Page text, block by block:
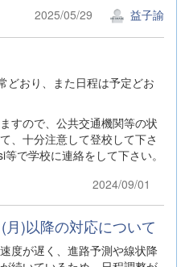
2025/05/29
益子諭
どおり、また日程は予定どお
すので、公共交通機関等の状
、十分注意して登校して下さ
で学校に連絡をして下さい。
2024/09/01
)以降の対応について
度が遅く、進路予測や線状降